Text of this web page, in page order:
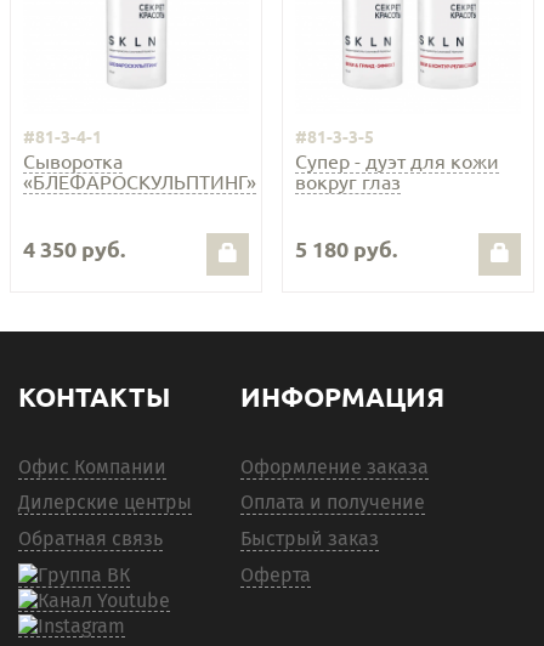
#81-3-4-1
Сыворотка
«БЛЕФАРОСКУЛЬПТИНГ»
4 350 руб.
#81-3-3-5
Супер - дуэт для кожи
вокруг глаз
5 180 руб.
КОНТАКТЫ
Офис Компании
Дилерские центры
Обратная связь
ИНФОРМАЦИЯ
Оформление заказа
Оплата и получение
Быстрый заказ
Оферта